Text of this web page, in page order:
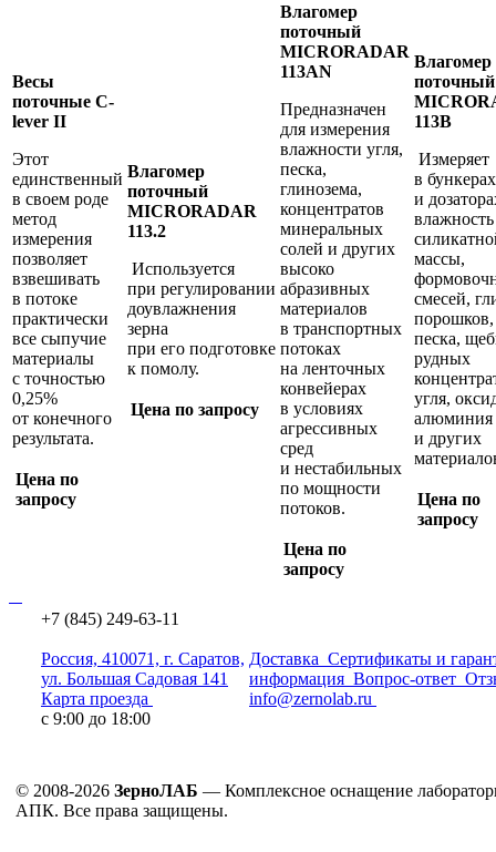
Весы
поточные C-
lever II
Этот
единственный
в своем роде
метод
измерения
позволяет
взвешивать
в потоке
практически
все сыпучие
материалы
с точностью
0,25%
от конечного
результата.
Цена по
запросу
Влагомер
поточный
MICRORADAR
113.2
Используется
при регулировании
доувлажнения
зерна
при его подготовке
к помолу.
Цена по запросу
Влагомер
поточный
MICRORADAR
113AN
Предназначен
для измерения
влажности угля,
песка,
глинозема,
концентратов
минеральных
солей и других
высоко
абразивных
материалов
в транспортных
потоках
на ленточных
конвейерах
в условиях
агрессивных
сред
и нестабильных
по мощности
потоков.
Цена по
запросу
Влагомер
поточный
113B
Измеряет
в бункерах
и
влажность
массы,
смесей,
порошков,
песка,
рудных
угля,
алюминия
и других
Цена по
запросу
+7 (845) 249-63-11
Россия, 410071, г. Саратов,
ул. Большая Садовая 141
Карта проезда
с 9:00 до 18:00
Доставка Сертификаты и
информация Вопрос-ответ
info@zernolab.ru
© 2008-2026 ЗерноЛАБ — Комплексное оснащение
АПК. Все права защищены.